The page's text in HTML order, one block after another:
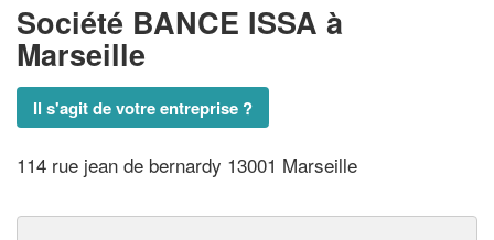
Société BANCE ISSA à
Marseille
Il s'agit de votre entreprise ?
114 rue jean de bernardy 13001 Marseille